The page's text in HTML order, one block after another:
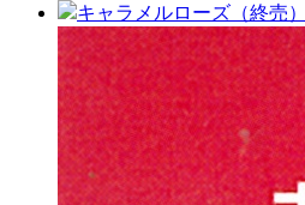
キャラメルローズ（終売）